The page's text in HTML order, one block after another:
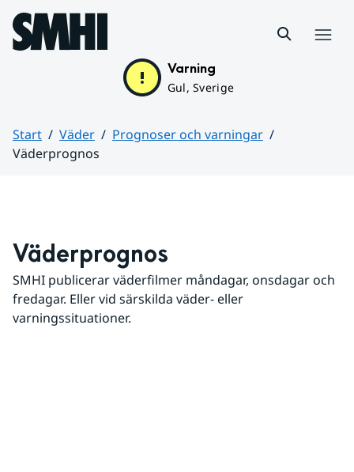
Hoppa till sidans innehåll
Varning
Gul, Sverige
Start Väder
Prognoser och varningar
Väderprognos
Väderprognos
SMHI publicerar väderfilmer måndagar, onsdagar och
fredagar. Eller vid särskilda väder- eller
varningssituationer.